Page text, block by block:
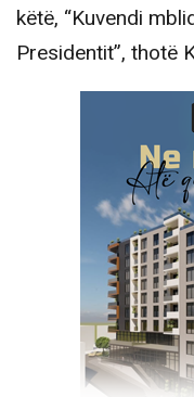
këtë, “Kuvendi
Presidentit”, thotë